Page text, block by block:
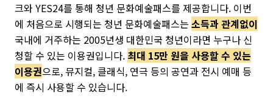
크와 YES24를 통해 청년 문화예술패스를 제공합니다. 이번
에 처음으로 시행되는 청년 문화예술패스는 소득과 관계없이
국내에 거주하는 2005년생 대한민국 청년이라면 누구나 신
청할 수 있는 이용권입니다. 최대 15만 원을 사용할 수 있는
이용권으로, 뮤지컬, 클래식, 연극 등의 공연과 전시 예매 등
에 즉시 사용할 수 있습니다.